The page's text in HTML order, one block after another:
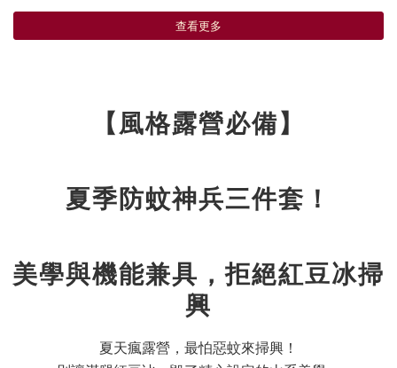
查看更多
【風格露營必備】
夏季防蚊神兵三件套！
美學與機能兼具，拒絕紅豆冰掃
興
夏天瘋露營，最怕惡蚊來掃興！